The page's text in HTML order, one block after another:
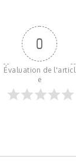
0
Évaluation de l'articl
e